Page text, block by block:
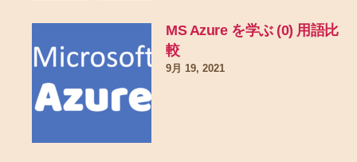
MS Azure を学ぶ (0) 用語比
較
9月 19, 2021